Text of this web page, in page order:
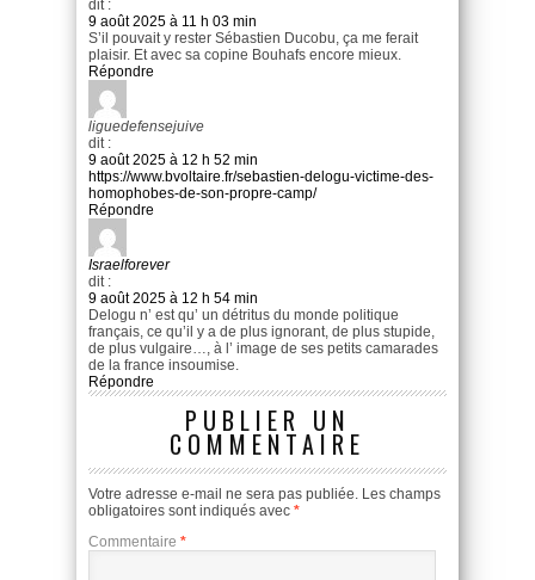
dit :
9 août 2025 à 11 h 03 min
S’il pouvait y rester Sébastien Ducobu, ça me ferait
plaisir. Et avec sa copine Bouhafs encore mieux.
Répondre
liguedefensejuive
dit :
9 août 2025 à 12 h 52 min
https://www.bvoltaire.fr/sebastien-delogu-victime-des-
homophobes-de-son-propre-camp/
Répondre
Israelforever
dit :
9 août 2025 à 12 h 54 min
Delogu n’ est qu’ un détritus du monde politique
français, ce qu’il y a de plus ignorant, de plus stupide,
de plus vulgaire…, à l’ image de ses petits camarades
de la france insoumise.
Répondre
PUBLIER UN
COMMENTAIRE
Votre adresse e-mail ne sera pas publiée. Les champs
obligatoires sont indiqués avec *
Commentaire *